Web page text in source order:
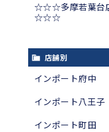
☆☆☆多摩若葉台
☆☆☆
店舗別
インポート府中
インポート八王子
インポート町田